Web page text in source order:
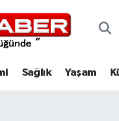
Sağlık Yaşam